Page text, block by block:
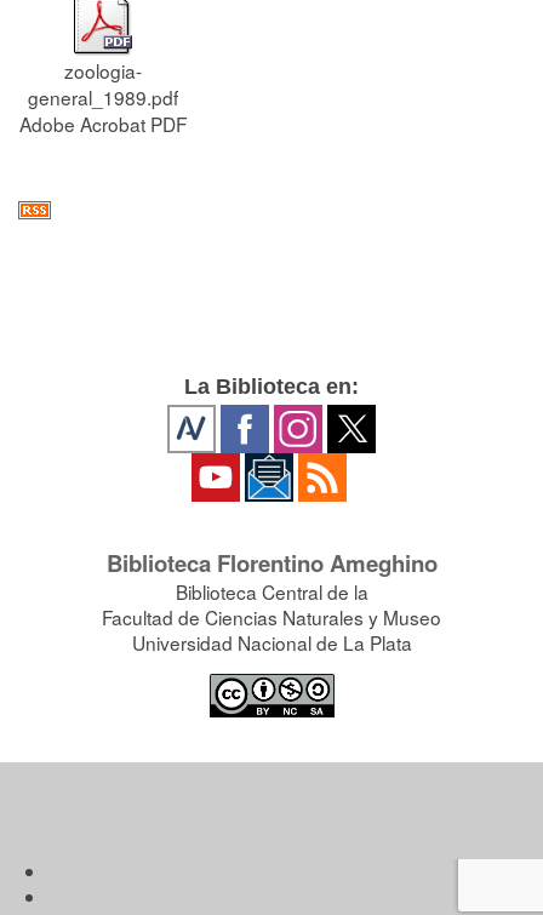
zoologia-
general_1989.pdf
Adobe Acrobat PDF
La Biblioteca en:
Biblioteca Florentino Ameghino
Biblioteca Central de la
Facultad de Ciencias Naturales y Museo
Universidad Nacional de La Plata